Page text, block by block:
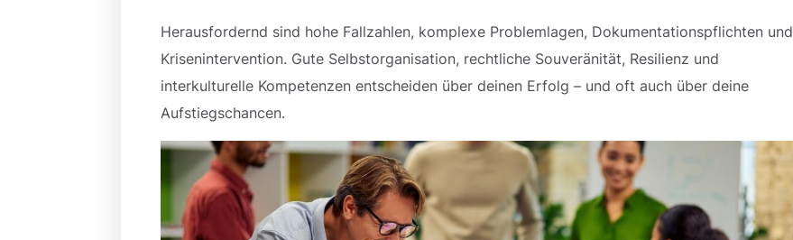
Herausfordernd sind hohe Fallzahlen, komplexe Problemlagen, Dokumentationspflichten und
Krisenintervention. Gute Selbstorganisation, rechtliche Souveränität, Resilienz und
interkulturelle Kompetenzen entscheiden über deinen Erfolg – und oft auch über deine
Aufstiegschancen.